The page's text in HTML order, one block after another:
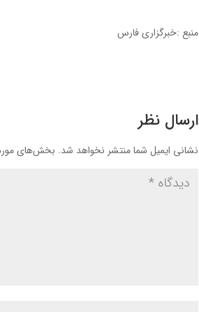
منبع :خبرگزاری فارس
ارسال نظر
نشانی ایمیل شما منتشر نخواهد شد. بخش‌های